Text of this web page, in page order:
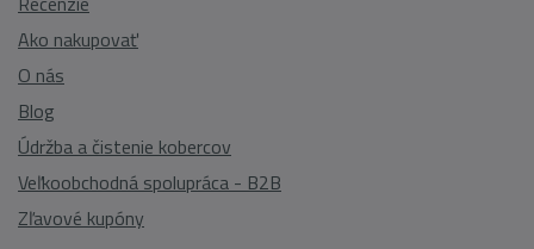
Ako nakupovať
O nás
Blog
Údržba a čistenie kobercov
Veľkoobchodná spolupráca - B2B
Zľavové kupóny